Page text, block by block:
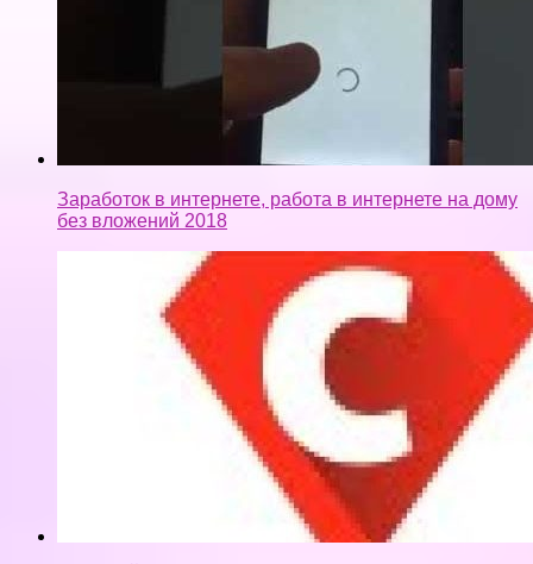
Заработок в интернете, работа в интернете на дому
без вложений 2018